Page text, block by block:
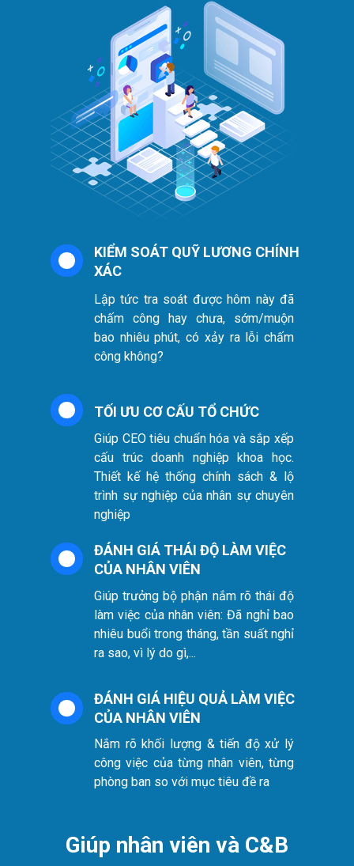
Giúp nhân viên và C&B
KIỂM SOÁT QUỸ LƯƠNG CHÍNH
XÁC
Giúp CEO tiêu chuẩn hóa và sắp xếp
cấu trúc doanh nghiệp khoa học.
Thiết kế hệ thống chính sách & lộ
trình sự nghiệp của nhân sự chuyên
nghiệp
Giúp trưởng bộ phận nắm rõ thái độ
làm việc của nhân viên: Đã nghỉ bao
nhiêu buổi trong tháng, tần suất nghỉ
ra sao, vì lý do gì,...
ĐÁNH GIÁ THÁI ĐỘ LÀM VIỆC
CỦA NHÂN VIÊN
Lập tức tra soát được hôm này đã
chấm công hay chưa, sớm/muộn
bao nhiêu phút, có xảy ra lỗi chấm
công không?
TỐI ƯU CƠ CẤU TỔ CHỨC
ĐÁNH GIÁ HIỆU QUẢ LÀM VIỆC
CỦA NHÂN VIÊN
Nắm rõ khối lượng & tiến độ xử lý
công việc của từng nhân viên, từng
phòng ban so với mục tiêu đề ra